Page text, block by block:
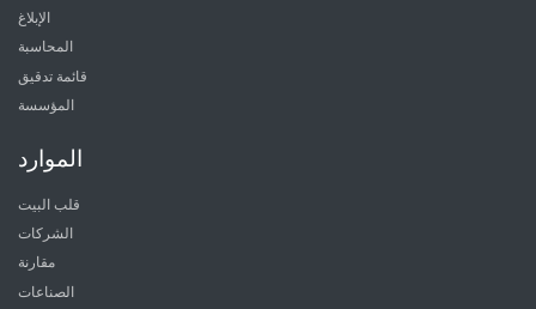
الإبلاغ
المحاسبة
قائمة تدقيق
المؤسسة
الموارد
قلب البيت
الشركات
مقارنة
الصناعات